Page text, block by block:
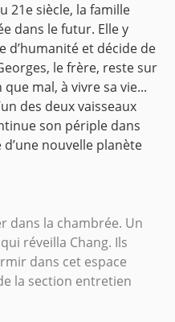
21e siècle, la famille
dans le futur. Elle y
d’humanité et décide de
le frère, reste sur
mal, à vivre sa vie...
des deux vaisseaux
son périple dans
d’une nouvelle planète
dans la chambrée. Un
réveilla Chang. Ils
dans cet espace
la section entretien